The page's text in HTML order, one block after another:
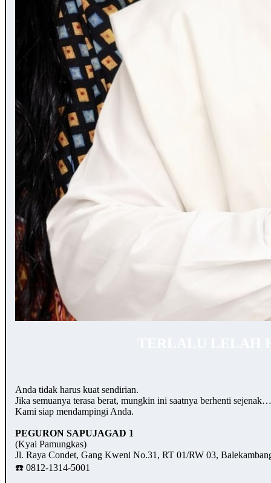
Anda tidak harus kuat sendirian.
Jika semuanya terasa berat, mungkin ini saatnya berhenti
Kami siap mendampingi Anda.
PEGURON SAPUJAGAD 1
(Kyai Pamungkas)
Jl. Raya Condet, Gang Kweni No.31, RT 01/RW 03,
☎️ 0812-1314-5001